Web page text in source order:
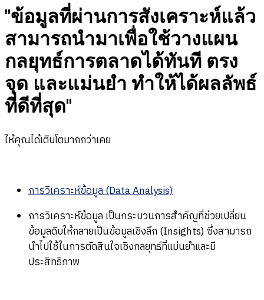
"ข้อมูลที่ผ่านการสังเคราะห์แล้ว
สามารถนำมาเพื่อใช้วางแผน
กลยุทธ์การตลาดได้ทันที ตรง
จุด และแม่นยำ ทำให้ได้ผลลัพธ์
ที่ดีที่สุด"
ให้คุณได้เติบโตมากกว่าเคย
การวิเคราะห์ข้อมูล (Data Analysis)
การวิเคราะห์ข้อมูล เป็นกระบวนการสำคัญที่ช่วยเปลี่ยน
ข้อมูลดิบให้กลายเป็นข้อมูลเชิงลึก (Insights) ซึ่งสามารถ
นำไปใช้ในการตัดสินใจเชิงกลยุทธ์ที่แม่นยำและมี
ประสิทธิภาพ